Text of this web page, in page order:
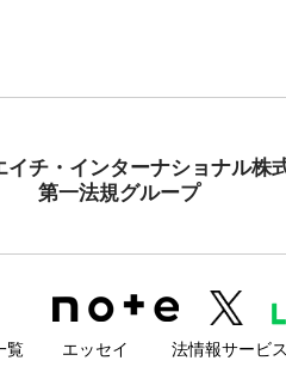
イチ・インターナショナル株
第一法規グループ
覧 エッセイ 法情報サービス